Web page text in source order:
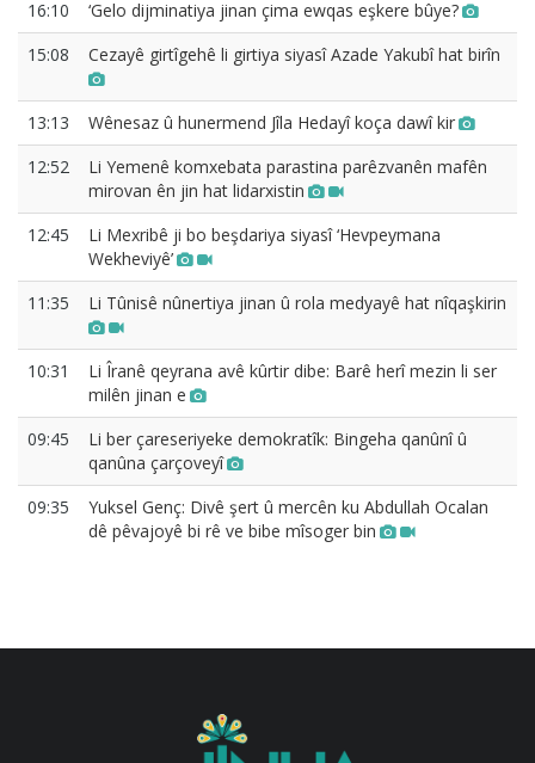
16:10
‘Gelo dijminatiya jinan çima ewqas eşkere bûye?
15:08
Cezayê girtîgehê li girtiya siyasî Azade Yakubî hat birîn
13:13
Wênesaz û hunermend Jîla Hedayî koça dawî kir
12:52
Li Yemenê komxebata parastina parêzvanên mafên
mirovan ên jin hat lidarxistin
12:45
Li Mexribê ji bo beşdariya siyasî ‘Hevpeymana
Wekheviyê’
11:35
Li Tûnisê nûnertiya jinan û rola medyayê hat nîqaşkirin
10:31
Li Îranê qeyrana avê kûrtir dibe: Barê herî mezin li ser
milên jinan e
09:45
Li ber çareseriyeke demokratîk: Bingeha qanûnî û
qanûna çarçoveyî
09:35
Yuksel Genç: Divê şert û mercên ku Abdullah Ocalan
dê pêvajoyê bi rê ve bibe mîsoger bin